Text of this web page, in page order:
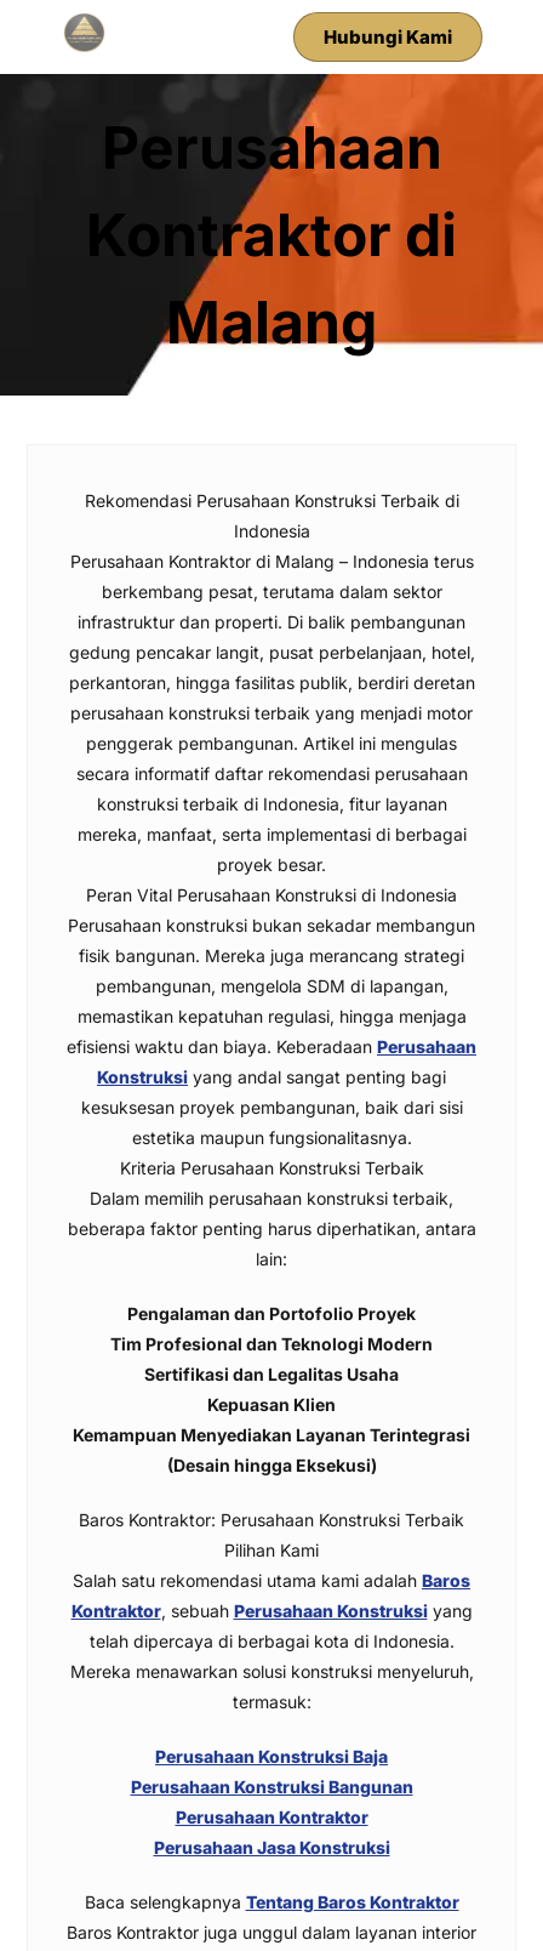
Hubungi Kami
Perusahaan
Kontraktor di
Malang
Rekomendasi Perusahaan Konstruksi Terbaik di
Indonesia
Perusahaan Kontraktor di Malang – Indonesia terus
berkembang pesat, terutama dalam sektor
infrastruktur dan properti. Di balik pembangunan
gedung pencakar langit, pusat perbelanjaan, hotel,
perkantoran, hingga fasilitas publik, berdiri deretan
perusahaan konstruksi terbaik yang menjadi motor
penggerak pembangunan. Artikel ini mengulas
secara informatif daftar rekomendasi perusahaan
konstruksi terbaik di Indonesia, fitur layanan
mereka, manfaat, serta implementasi di berbagai
proyek besar.
Peran Vital Perusahaan Konstruksi di Indonesia
Perusahaan konstruksi bukan sekadar membangun
fisik bangunan. Mereka juga merancang strategi
pembangunan, mengelola SDM di lapangan,
memastikan kepatuhan regulasi, hingga menjaga
efisiensi waktu dan biaya. Keberadaan Perusahaan
Konstruksi yang andal sangat penting bagi
kesuksesan proyek pembangunan, baik dari sisi
estetika maupun fungsionalitasnya.
Kriteria Perusahaan Konstruksi Terbaik
Dalam memilih perusahaan konstruksi terbaik,
beberapa faktor penting harus diperhatikan, antara
lain:
Pengalaman dan Portofolio Proyek
Tim Profesional dan Teknologi Modern
Sertifikasi dan Legalitas Usaha
Kepuasan Klien
Kemampuan Menyediakan Layanan Terintegrasi
(Desain hingga Eksekusi)
Baros Kontraktor: Perusahaan Konstruksi Terbaik
Pilihan Kami
Salah satu rekomendasi utama kami adalah Baros
Kontraktor, sebuah Perusahaan Konstruksiyang
telah dipercaya di berbagai kota di Indonesia.
Mereka menawarkan solusi konstruksi menyeluruh,
termasuk:
Perusahaan Konstruksi Baja
Perusahaan Konstruksi Bangunan
Perusahaan Kontraktor
Perusahaan Jasa Konstruksi
Baca selengkapnya Tentang Baros Kontraktor
Baros Kontraktor juga unggul dalam layanan interior